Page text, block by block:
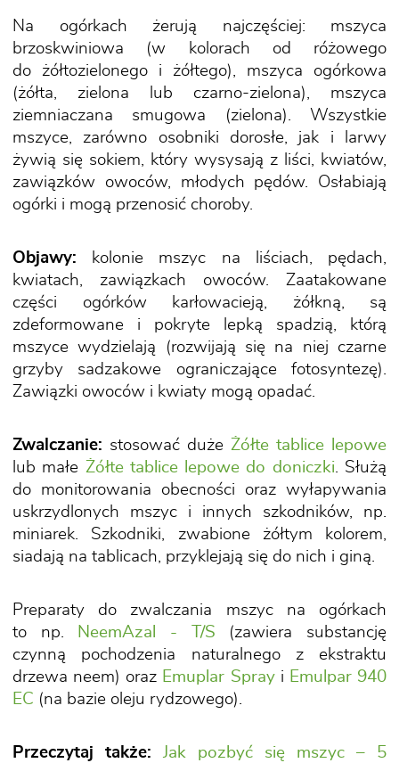
Na ogórkach żerują najczęściej: mszyca
brzoskwiniowa (w kolorach od różowego
do żółtozielonego i żółtego), mszyca ogórkowa
(żółta, zielona lub czarno-zielona), mszyca
ziemniaczana smugowa (zielona). Wszystkie
mszyce, zarówno osobniki dorosłe, jak i larwy
żywią się sokiem, który wysysają z liści, kwiatów,
zawiązków owoców, młodych pędów. Osłabiają
ogórki i mogą przenosić choroby.
Objawy: kolonie mszyc na liściach, pędach,
kwiatach, zawiązkach owoców. Zaatakowane
części ogórków karłowacieją, żółkną, są
zdeformowane i pokryte lepką spadzią, którą
mszyce wydzielają (rozwijają się na niej czarne
grzyby sadzakowe ograniczające fotosyntezę).
Zawiązki owoców i kwiaty mogą opadać.
Zwalczanie: stosować duże Żółte tablice lepowe
lub małe Żółte tablice lepowe do doniczki. Służą
do monitorowania obecności oraz wyłapywania
uskrzydlonych mszyc i innych szkodników, np.
miniarek. Szkodniki, zwabione żółtym kolorem,
siadają na tablicach, przyklejają się do nich i giną.
Preparaty do zwalczania mszyc na ogórkach
to np.
NeemAzal - T/S (zawiera substancję
czynną pochodzenia naturalnego z ekstraktu
drzewa neem) oraz Emuplar Sprayi Emulpar 940
EC (na bazie oleju rydzowego).
Przeczytaj także: Jak pozbyć się mszyc – 5